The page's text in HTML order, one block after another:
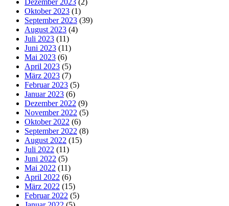
Oktober 2023 (1)
September 2023 (39)
August 2023 (4)
Juli 2023 (11)
Juni 2023 (11)
Mai 2023 (6)
April 2023 (5)
März 2023 (7)
Februar 2023 (5)
Januar 2023 (6)
Dezember 2022 (9)
November 2022 (5)
Oktober 2022 (6)
September 2022 (8)
August 2022 (15)
Juli 2022 (11)
Juni 2022 (5)
Mai 2022 (11)
April 2022 (6)
März 2022 (15)
Februar 2022 (5)